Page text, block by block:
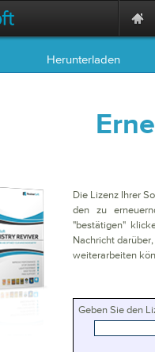
Herunterladen
Die Lizenz Ihrer
den zu
"bestätigen"
Nachricht
weiterarbeiten
Geben Sie den